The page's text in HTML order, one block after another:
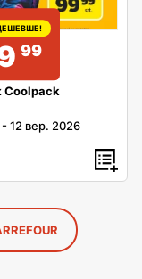
99
Coolpack
-12 вер. 2026